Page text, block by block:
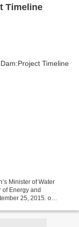
Timeline
Minister of Water
Energy and
25, 2015. o